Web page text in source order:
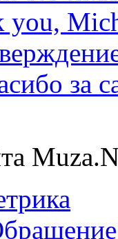
you,
за